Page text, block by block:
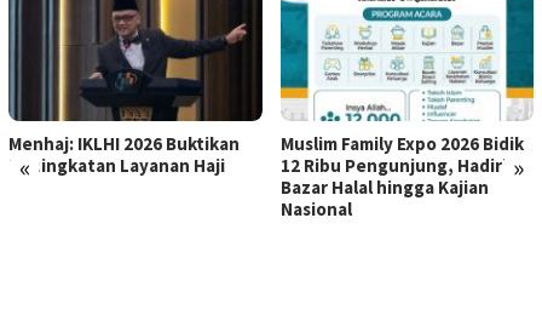
« »
Menhaj: IKLHI 2026 Buktikan
Peningkatan Layanan Haji
Muslim Family Expo 2026 Bidik
12 Ribu Pengunjung, Hadirkan
Bazar Halal hingga Kajian
Nasional